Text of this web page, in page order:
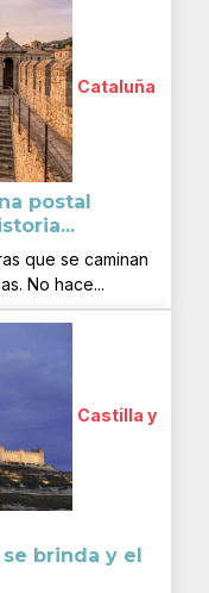
Cataluña
postal
que se caminan
No hace...
Castilla y
brinda y el